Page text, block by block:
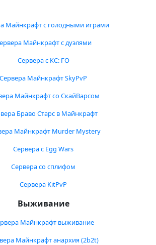
Майнкрафт с голодными играми
Майнкрафт с дуэлями
Сервера с КС: ГО
Сервера Майнкрафт SkyPvP
Майнкрафт со СкайВарсом
Браво Старс в Майнкрафт
Майнкрафт Murder Mystery
Сервера с Egg Wars
Сервера со сплифом
Сервера KitPvP
Выживание
Майнкрафт выживание
Майнкрафт анархия (2b2t)